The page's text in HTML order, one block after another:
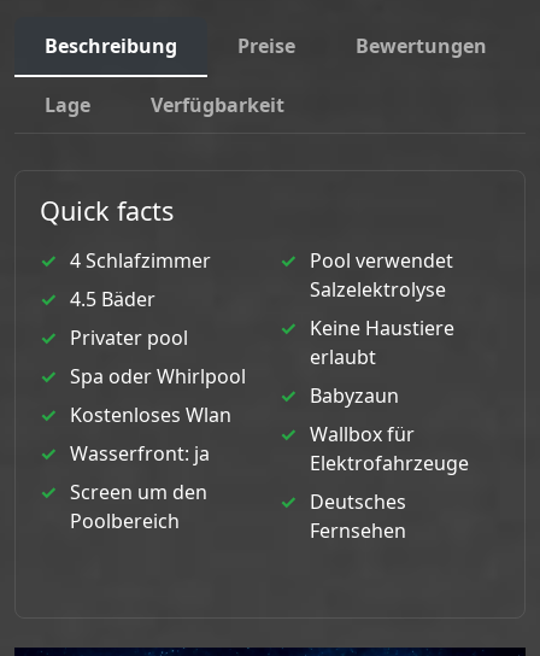
Beschreibung Preise Bewertungen
Lage Verfügbarkeit
Quick facts
4 Schlafzimmer
4.5 Bäder
Privater pool
Spa oder Whirlpool
Kostenloses Wlan
Wasserfront: ja
Screen um den
Poolbereich
Pool verwendet
Salzelektrolyse
Keine Haustiere
erlaubt
Babyzaun
Wallbox für
Elektrofahrzeuge
Deutsches
Fernsehen